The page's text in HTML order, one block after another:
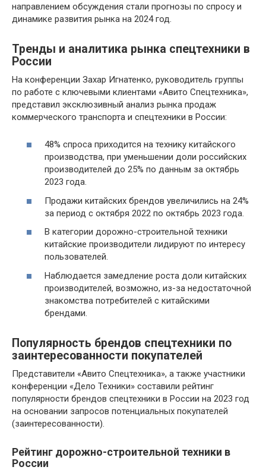
направлением обсуждения стали прогнозы по спросу и
динамике развития рынка на 2024 год.
Тренды и аналитика рынка спецтехники в
России
На конференции Захар Игнатенко, руководитель группы
по работе с ключевыми клиентами «Авито Спецтехника»,
представил эксклюзивный анализ рынка продаж
коммерческого транспорта и спецтехники в России:
48% спроса приходится на технику китайского
производства, при уменьшении доли российских
производителей до 25% по данным за октябрь
2023 года.
Продажи китайских брендов увеличились на 24%
за период с октября 2022 по октябрь 2023 года.
В категории дорожно-строительной техники
китайские производители лидируют по интересу
пользователей.
Наблюдается замедление роста доли китайских
производителей, возможно, из-за недостаточной
знакомства потребителей с китайскими
брендами.
Популярность брендов спецтехники по
заинтересованности покупателей
Представители «Авито Спецтехника», а также участники
конференции «Дело Техники» составили рейтинг
популярности брендов спецтехники в России на 2023 год
на основании запросов потенциальных покупателей
(заинтересованности).
Рейтинг дорожно-строительной техники в
России